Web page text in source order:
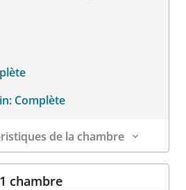
Complète
de la chambre
1 chambre